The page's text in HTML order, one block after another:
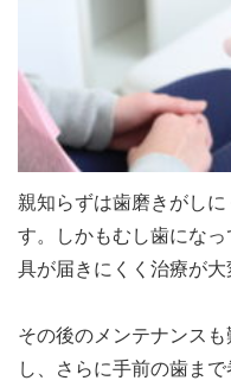
親知らずは歯磨きがし
す。しかもむし歯にな
具が届きにくく治療が大
その後のメンテナンス
し、さらに手前の歯ま